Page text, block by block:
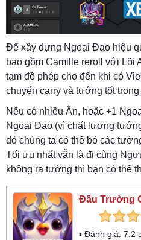
Để xây dựng Ngoại Đạo hiệu
bao gồm Camille reroll với Lõi
tạm đồ phép cho đến khi có
chuyển carry và tướng tốt
Nếu có nhiều Ấn, hoặc +1
Ngoại Đạo (vì chất lượng
đó chúng ta có thể bỏ các
Tối ưu nhất vẫn là đi cùng
không ra tướng thì bạn có thể
Đấu Trường
▪ Đánh giá: 7.2